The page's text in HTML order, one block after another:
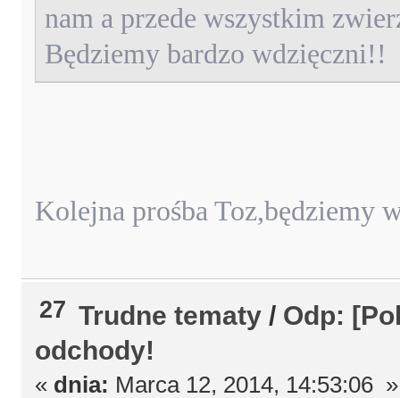
nam a przede wszystkim
Będziemy bardzo wdzięczni!!
Kolejna prośba Toz,będziemy
27 Trudne tematy / Odp:
odchody!
« dnia: Marca 12, 2014, 14:53:06 »